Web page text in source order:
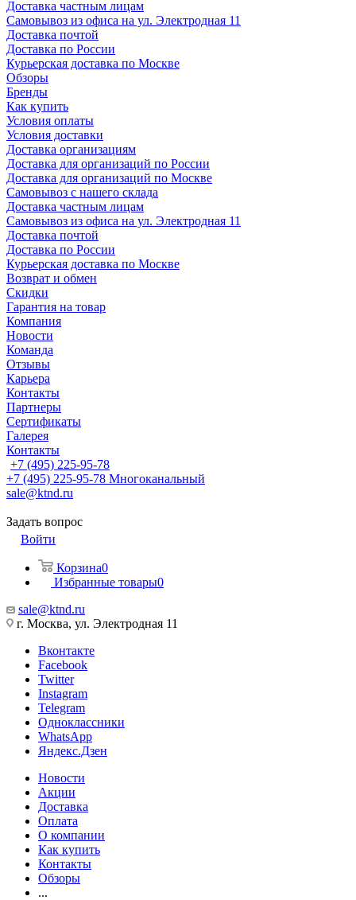
Доставка частным лицам
Самовывоз из офиса на ул. Электродная 11
Доставка почтой
Доставка по России
Курьерская доставка по Москве
Обзоры
Бренды
Как купить
Условия оплаты
Условия доставки
Доставка организациям
Доставка для организаций по России
Доставка для организаций по Москве
Самовывоз с нашего склада
Доставка частным лицам
Самовывоз из офиса на ул. Электродная 11
Доставка почтой
Доставка по России
Курьерская доставка по Москве
Возврат и обмен
Скидки
Гарантия на товар
Компания
Новости
Команда
Отзывы
Карьера
Контакты
Партнеры
Сертификаты
Галерея
Контакты
+7 (495) 225-95-78
+7 (495) 225-95-78 Многоканальный
sale@ktnd.ru
Задать вопрос
Войти
Корзина0
Избранные товары0
sale@ktnd.ru
г. Москва, ул. Электродная 11
Вконтакте
Facebook
Twitter
Instagram
Telegram
Одноклассники
WhatsApp
Яндекс.Дзен
Новости
Акции
Доставка
Оплата
О компании
Как купить
Контакты
Обзоры
...